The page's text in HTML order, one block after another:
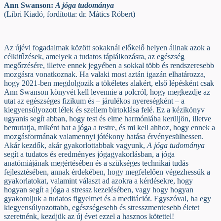
Ann Swanson: A jóga tudománya
(Libri Kiadó, fordította: dr. Mátics Róbert)
Az újévi fogadalmak között sokaknál előkelő helyen állnak azok a
célkitűzések, amelyek a tudatos táplálkozásra, az egészség
megőrzésére, illetve ennek jegyében a sokkal több és rendszeresebb
mozgásra vonatkoznak. Ha valaki most aztán igazán elhatározza,
hogy 2021-ben megdolgozik a tökéletes alakért, első lépésként csak
Ann Swanson könyvét kell levennie a polcról, hogy megkezdje az
utat az egészséges fizikum és – járulékos nyereségként – a
kiegyensúlyozott lélek és szellem birtoklása felé. Ez a kézikönyv
ugyanis segít abban, hogy test és elme harmóniába kerüljön, illetve
bemutatja, miként hat a jóga a testre, és mi kell ahhoz, hogy ennek a
mozgásformának valamennyi jótékony hatása érvényesülhessen.
Akár kezdők, akár gyakorlottabbak vagyunk, A jóga tudománya
segít a tudatos és eredményes jógagyakorlásban, a jóga
anatómiájának megértésében és a szükséges technikai tudás
fejlesztésében, annak érdekében, hogy megfelelően végezhessük a
gyakorlatokat, valamint választ ad azokra a kérdésekre, hogy
hogyan segít a jóga a stressz kezelésében, vagy hogy hogyan
gyakoroljuk a tudatos figyelmet és a meditációt. Egyszóval, ha egy
kiegyensúlyozottabb, egészségesebb és stresszmentesebb életet
szeretnénk, kezdjük az új évet ezzel a hasznos kötettel!